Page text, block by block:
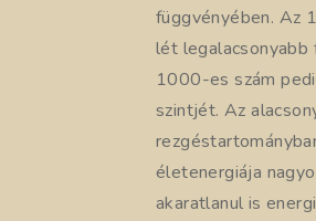
függvényében. Az
lét legalacsonyabb
1000-es szám
szintjét. Az
életenergiája
akaratlanul is